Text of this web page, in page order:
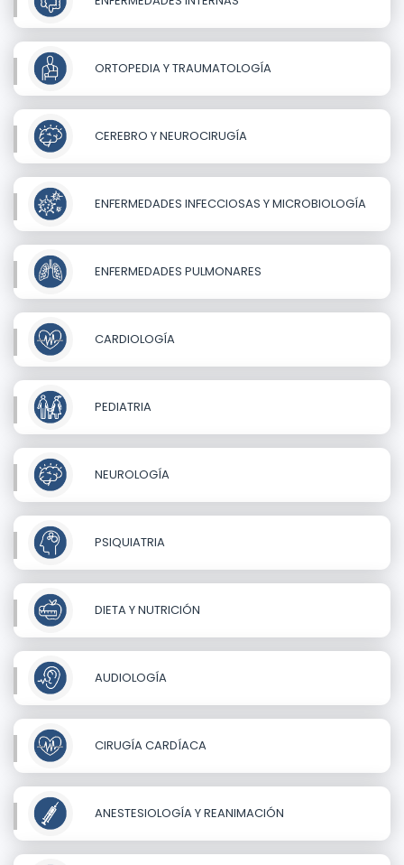
ORTOPEDIA Y TRAUMATOLOGÍA
CEREBRO Y NEUROCIRUGÍA
ENFERMEDADES INFECCIOSAS Y MICROBIOLOGÍA
ENFERMEDADES PULMONARES
CARDIOLOGÍA
PEDIATRIA
NEUROLOGÍA
PSIQUIATRIA
DIETA Y NUTRICIÓN
AUDIOLOGÍA
CIRUGÍA CARDÍACA
ANESTESIOLOGÍA Y REANIMACIÓN